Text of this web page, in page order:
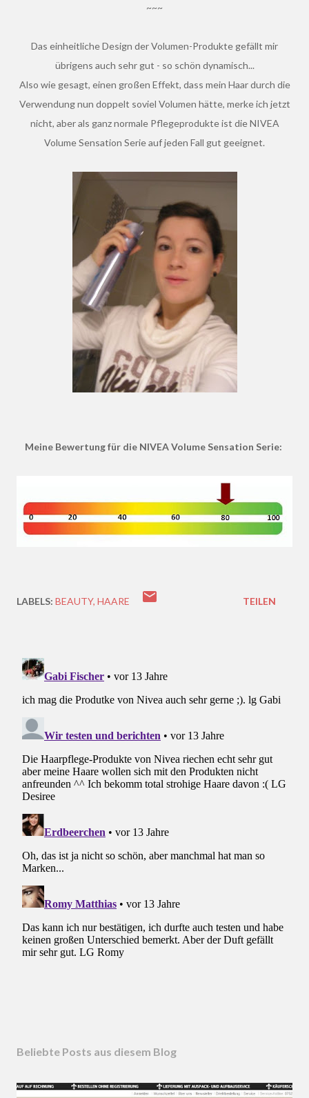
~~~
Das einheitliche Design der Volumen-Produkte gefällt mir
übrigens auch sehr gut - so schön dynamisch...
Also wie gesagt, einen großen Effekt, dass mein Haar durch die
Verwendung nun doppelt soviel Volumen hätte, merke ich jetzt
nicht, aber als ganz normale Pflegeprodukte ist die NIVEA
Volume Sensation Serie auf jeden Fall gut geeignet.
Meine Bewertung für die NIVEA Volume Sensation Serie:
LABELS: BEAUTY HAARE TEILEN
Beliebte Posts aus diesem Blog